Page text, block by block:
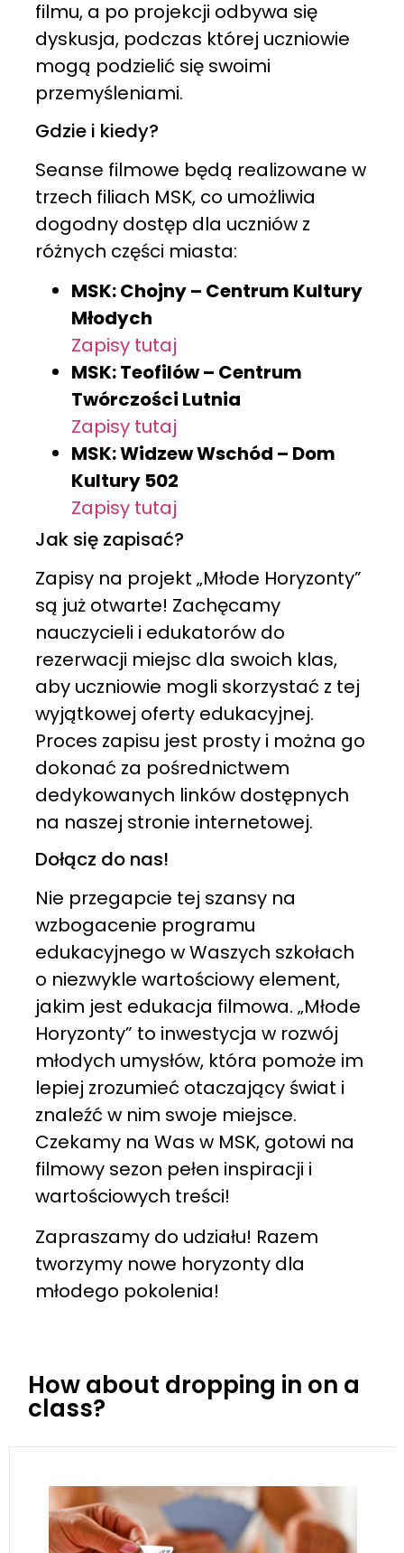
filmu, a po projekcji odbywa się
dyskusja, podczas której uczniowie
mogą podzielić się swoimi
przemyśleniami.
Gdzie i kiedy?
Seanse filmowe będą realizowane w
trzech filiach MSK, co umożliwia
dogodny dostęp dla uczniów z
różnych części miasta:
MSK: Chojny – Centrum Kultury
Młodych
Zapisy tutaj
MSK: Teofilów – Centrum
Twórczości Lutnia
Zapisy tutaj
MSK: Widzew Wschód – Dom
Kultury 502
Zapisy tutaj
Jak się zapisać?
Zapisy na projekt „Młode Horyzonty”
są już otwarte! Zachęcamy
nauczycieli i edukatorów do
rezerwacji miejsc dla swoich klas,
aby uczniowie mogli skorzystać z tej
wyjątkowej oferty edukacyjnej.
Proces zapisu jest prosty i można go
dokonać za pośrednictwem
dedykowanych linków dostępnych
na naszej stronie internetowej.
Dołącz do nas!
Nie przegapcie tej szansy na
wzbogacenie programu
edukacyjnego w Waszych szkołach
o niezwykle wartościowy element,
jakim jest edukacja filmowa. „Młode
Horyzonty” to inwestycja w rozwój
młodych umysłów, która pomoże im
lepiej zrozumieć otaczający świat i
znaleźć w nim swoje miejsce.
Czekamy na Was w MSK, gotowi na
filmowy sezon pełen inspiracji i
wartościowych treści!
Zapraszamy do udziału! Razem
tworzymy nowe horyzonty dla
młodego pokolenia!
How about dropping in on a
class?